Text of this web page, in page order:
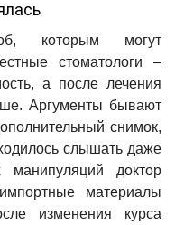
которым могут
стоматологи –
а после лечения
Аргументы бывают
снимок,
слышать даже
доктор
материалы
изменения курса